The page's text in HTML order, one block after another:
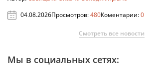
04.08.2026Просмотров:480Коментарии:0
Смотреть все новости
Мы в социальных сетях: